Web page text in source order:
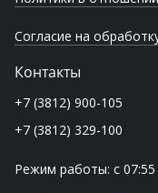
Согласие на
Контакты
+7 (3812) 900-105
+7 (3812) 329-100
Режим работы: с 07:55